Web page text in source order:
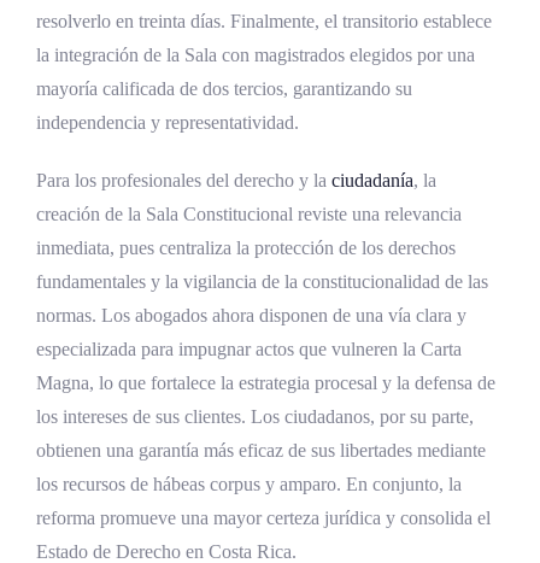
resolverlo en treinta días. Finalmente, el transitorio establece
la integración de la Sala con magistrados elegidos por una
mayoría calificada de dos tercios, garantizando su
independencia y representatividad.
Para los profesionales del derecho y la ciudadanía, la
creación de la Sala Constitucional reviste una relevancia
inmediata, pues centraliza la protección de los derechos
fundamentales y la vigilancia de la constitucionalidad de las
normas. Los abogados ahora disponen de una vía clara y
especializada para impugnar actos que vulneren la Carta
Magna, lo que fortalece la estrategia procesal y la defensa de
los intereses de sus clientes. Los ciudadanos, por su parte,
obtienen una garantía más eficaz de sus libertades mediante
los recursos de hábeas corpus y amparo. En conjunto, la
reforma promueve una mayor certeza jurídica y consolida el
Estado de Derecho en Costa Rica.